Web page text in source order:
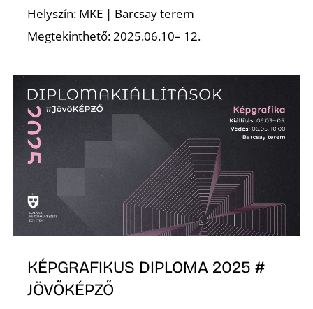
Helyszín: MKE | Barcsay terem
Megtekinthető: 2025.06.10– 12.
KÉPGRAFIKUS DIPLOMA 2025 #
JÖVŐKÉPZŐ